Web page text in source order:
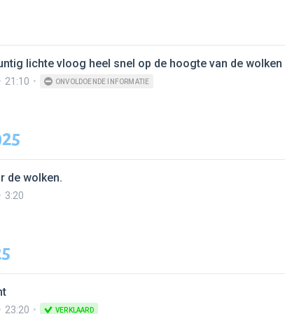
lichte vloog heel snel op de hoogte van de wolken
21:10 ONVOLDOENDE INFORMATIE
de wolken.
3:20
23:20 VERKLAARD